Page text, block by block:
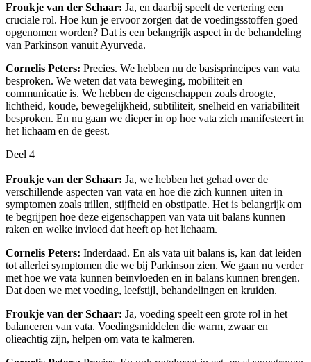
Froukje van der Schaar: Ja, en daarbij speelt de vertering een
cruciale rol. Hoe kun je ervoor zorgen dat de voedingsstoffen goed
opgenomen worden? Dat is een belangrijk aspect in de behandeling
van Parkinson vanuit Ayurveda.
Cornelis Peters: Precies. We hebben nu de basisprincipes van vata
besproken. We weten dat vata beweging, mobiliteit en
communicatie is. We hebben de eigenschappen zoals droogte,
lichtheid, koude, bewegelijkheid, subtiliteit, snelheid en variabiliteit
besproken. En nu gaan we dieper in op hoe vata zich manifesteert in
het lichaam en de geest.
Deel 4
Froukje van der Schaar: Ja, we hebben het gehad over de
verschillende aspecten van vata en hoe die zich kunnen uiten in
symptomen zoals trillen, stijfheid en obstipatie. Het is belangrijk om
te begrijpen hoe deze eigenschappen van vata uit balans kunnen
raken en welke invloed dat heeft op het lichaam.
Cornelis Peters: Inderdaad. En als vata uit balans is, kan dat leiden
tot allerlei symptomen die we bij Parkinson zien. We gaan nu verder
met hoe we vata kunnen beïnvloeden en in balans kunnen brengen.
Dat doen we met voeding, leefstijl, behandelingen en kruiden.
Froukje van der Schaar: Ja, voeding speelt een grote rol in het
balanceren van vata. Voedingsmiddelen die warm, zwaar en
olieachtig zijn, helpen om vata te kalmeren.